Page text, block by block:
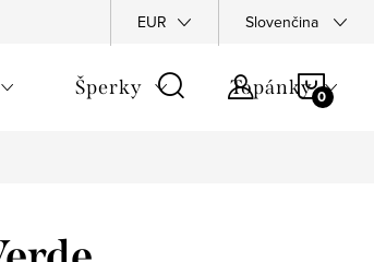
Podmienky ochrany osobných údajov
EUR Slovenčina
Šperky Topánky